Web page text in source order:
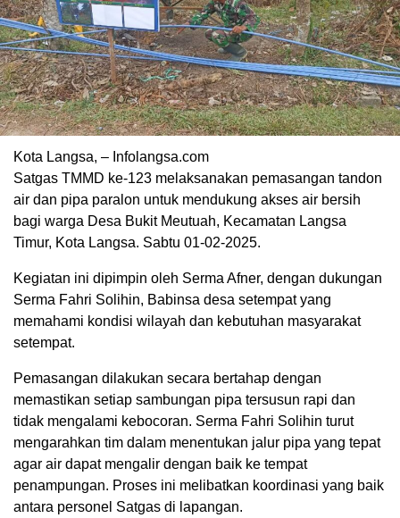
Kota Langsa, – Infolangsa.com
Satgas TMMD ke-123 melaksanakan pemasangan tandon
air dan pipa paralon untuk mendukung akses air bersih
bagi warga Desa Bukit Meutuah, Kecamatan Langsa
Timur, Kota Langsa. Sabtu 01-02-2025.
Kegiatan ini dipimpin oleh Serma Afner, dengan dukungan
Serma Fahri Solihin, Babinsa desa setempat yang
memahami kondisi wilayah dan kebutuhan masyarakat
setempat.
Pemasangan dilakukan secara bertahap dengan
memastikan setiap sambungan pipa tersusun rapi dan
tidak mengalami kebocoran. Serma Fahri Solihin turut
mengarahkan tim dalam menentukan jalur pipa yang tepat
agar air dapat mengalir dengan baik ke tempat
penampungan. Proses ini melibatkan koordinasi yang baik
antara personel Satgas di lapangan.